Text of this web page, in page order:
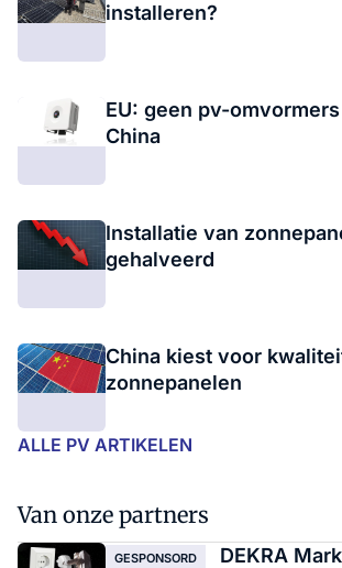
installeren?
EU: geen pv-
China
Installatie van
gehalveerd
China kiest voor
zonnepanelen
ALLE PV ARTIKELEN
Van onze partners
GESPONSORD
DEKRA